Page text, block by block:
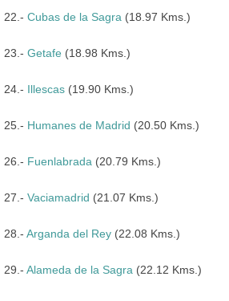
22.- Cubas de la Sagra (18.97 Kms.)
23.- Getafe (18.98 Kms.)
24.- Illescas (19.90 Kms.)
25.- Humanes de Madrid (20.50 Kms.)
26.- Fuenlabrada (20.79 Kms.)
27.- Vaciamadrid (21.07 Kms.)
28.- Arganda del Rey (22.08 Kms.)
29.- Alameda de la Sagra (22.12 Kms.)